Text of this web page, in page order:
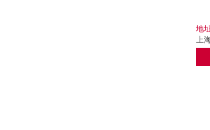
地
上